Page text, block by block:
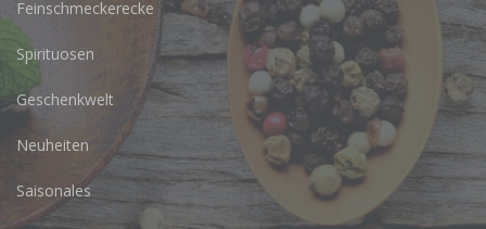
Feinschmeckerecke
Spirituosen
Geschenkwelt
Neuheiten
Saisonales